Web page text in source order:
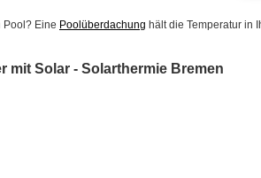
Pool? Eine Poolüberdachung hält die Temperatur in
mit Solar - Solarthermie Bremen